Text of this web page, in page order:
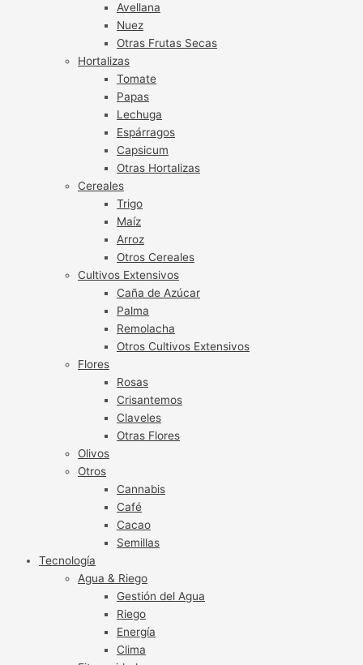
Avellana
Nuez
Otras Frutas Secas
Hortalizas
Tomate
Papas
Lechuga
Espárragos
Capsicum
Otras Hortalizas
Cereales
Trigo
Maíz
Arroz
Otros Cereales
Cultivos Extensivos
Caña de Azúcar
Palma
Remolacha
Otros Cultivos Extensivos
Flores
Rosas
Crisantemos
Claveles
Otras Flores
Olivos
Otros
Cannabis
Café
Cacao
Semillas
Tecnología
Agua & Riego
Gestión del Agua
Riego
Energía
Clima